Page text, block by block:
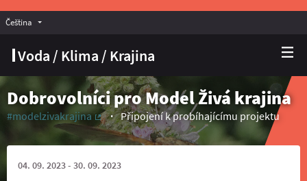
Voda / Klima / Krajina
Čeština Vyberte jazyk
Dobrovolníci pro Model Živá krajina
#modelzivakrajina
(Externí odkaz)
Připojení k probíhajícímu projektu
04. 09. 2023 - 30. 09. 2023